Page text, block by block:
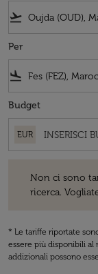
flight_takeoff
Per
flight_land
Budget
EUR
Non ci sono
ricerca.
* Le tariffe riportate
essere più disponibili
addizionali possono